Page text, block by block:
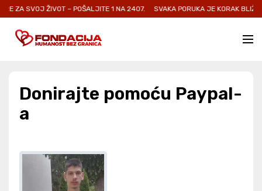
ZA SVOJ ŽIVOT – POŠALJITE 1 NA 2407. SVAKA PORUKA JE KORAK BLIŽE
Donirajte pomoću Paypal-
a